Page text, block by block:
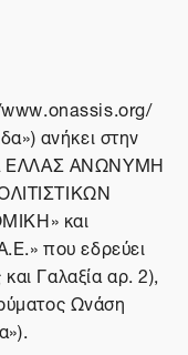
ανήκει στην
ΕΛΛΑΣ ΑΝΩΝΥΜΗ
και
που εδρεύει
Γαλαξία αρ. 2),
Ωνάση